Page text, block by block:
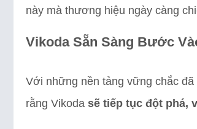
này mà thương hiệu ngày càng
Vikoda Sẵn Sàng Bước
Với những nền tảng vững chắc
rằng Vikoda sẽ tiếp tục đột phá,